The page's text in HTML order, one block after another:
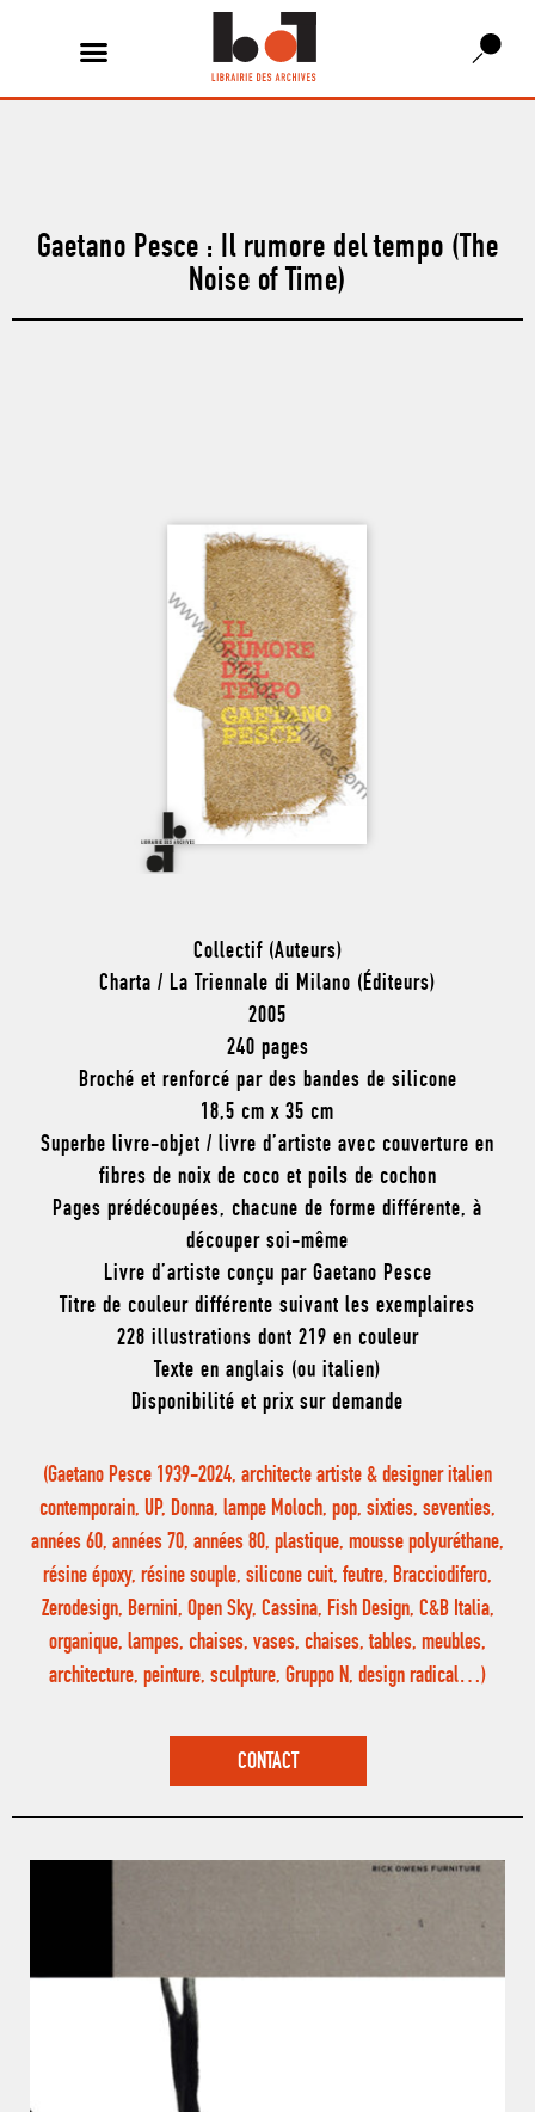
Gaetano Pesce : Il rumore del tempo (The
Noise of Time)
Collectif (Auteurs)
Charta / La Triennale di Milano (Éditeurs)
2005
240 pages
Broché et renforcé par des bandes de silicone
18,5 cm x 35 cm
Superbe livre-objet / livre d’artiste avec couverture en
fibres de noix de coco et poils de cochon
Pages prédécoupées, chacune de forme différente, à
découper soi-même
Livre d’artiste conçu par Gaetano Pesce
Titre de couleur différente suivant les exemplaires
228 illustrations dont 219 en couleur
Texte en anglais (ou italien)
Disponibilité et prix sur demande
(Gaetano Pesce 1939-2024, architecte artiste & designer italien
contemporain, UP, Donna, lampe Moloch, pop, sixties, seventies,
années 60, années 70, années 80, plastique, mousse polyuréthane,
résine époxy, résine souple, silicone cuit, feutre, Bracciodifero,
Zerodesign, Bernini, Open Sky, Cassina, Fish Design, C&B Italia,
organique, lampes, chaises, vases, chaises, tables, meubles,
architecture, peinture, sculpture, Gruppo N, design radical…)
CONTACT